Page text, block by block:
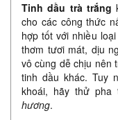
Tinh dầu trà trắng
cho các công thức
hợp tốt với nhiều
thơm tươi mát, dịu
vô cùng dễ chịu nên
tinh dầu khác. Tuy
khoái, hãy thử pha
hương.